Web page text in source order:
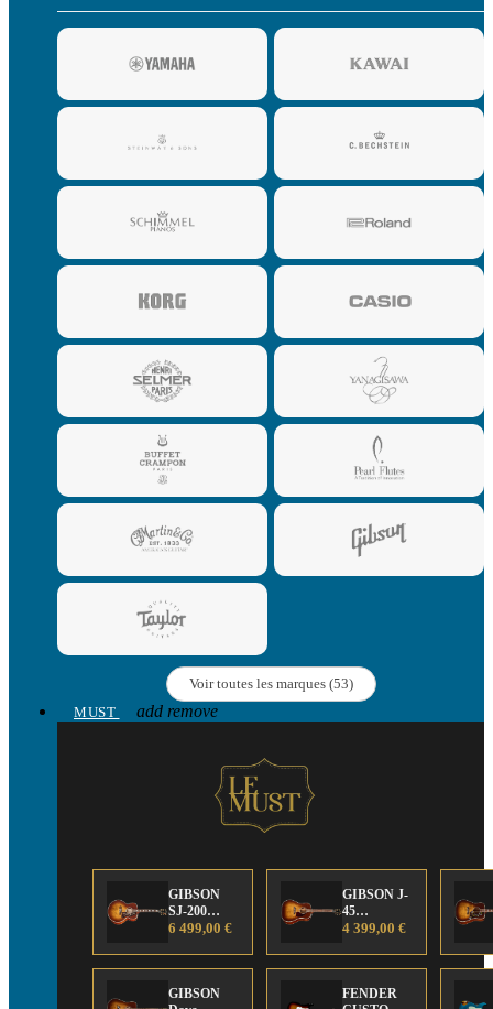
Voir toutes les marques (53)
MUST
add remove
GIBSON
SJ-200
Anniversary
Edition
6 499,00 €
GIBSON J-
45
Anniversary
Edition
4 399,00 €
GIBSON
FENDER